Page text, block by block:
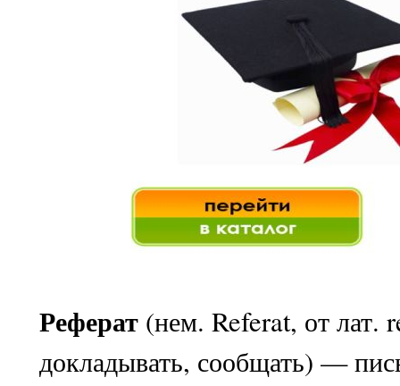
Реферат (нем. Referat, от лат.
докладывать, сообщать) —